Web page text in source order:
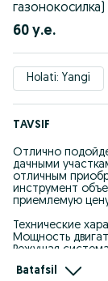
газонокосилка)
60 у.е.
Holati: Yangi
TAVSIF
Отлично
дачными
отличным
инструмент
приемлемую
Технические
Мощность
Режущая
Макс. ширина
Скорость
Batafsil